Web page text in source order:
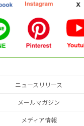
ニュースリリース
メールマガジン
メディア情報